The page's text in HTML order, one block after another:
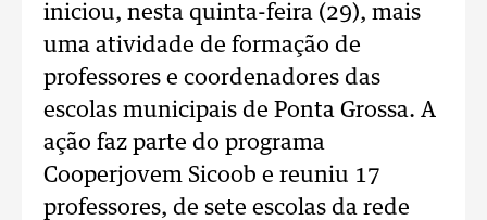
iniciou, nesta quinta-feira (29), mais
uma atividade de formação de
professores e coordenadores das
escolas municipais de Ponta Grossa. A
ação faz parte do programa
Cooperjovem Sicoob e reuniu 17
professores, de sete escolas da rede